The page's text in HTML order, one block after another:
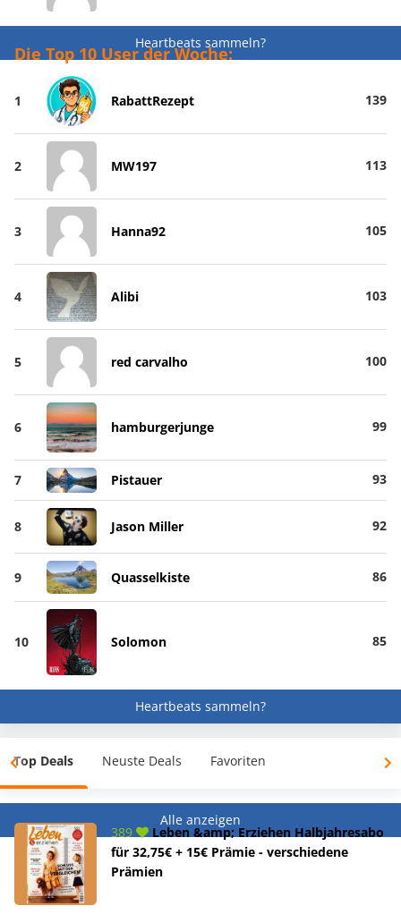
Heartbeats sammeln?
Die Top 10 User der Woche:
1 RabattRezept 139
2 MW197 113
3 Hanna92 105
4 Alibi 103
5 red carvalho 100
6 hamburgerjunge 99
7 Pistauer 93
8 Jason Miller 92
9 Quasselkiste 86
10 Solomon 85
Heartbeats sammeln?
Top Deals Neuste Deals Favoriten
Alle anzeigen
389
Leben &amp; Erziehen Halbjahresabo
für 32,75€ + 15€ Prämie - verschiedene
Prämien